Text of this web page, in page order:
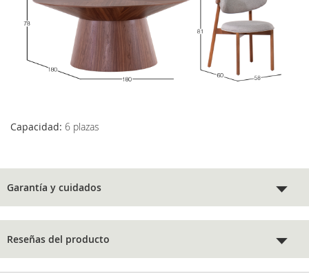
Capacidad: 6 plazas
Garantía y cuidados
Reseñas del producto